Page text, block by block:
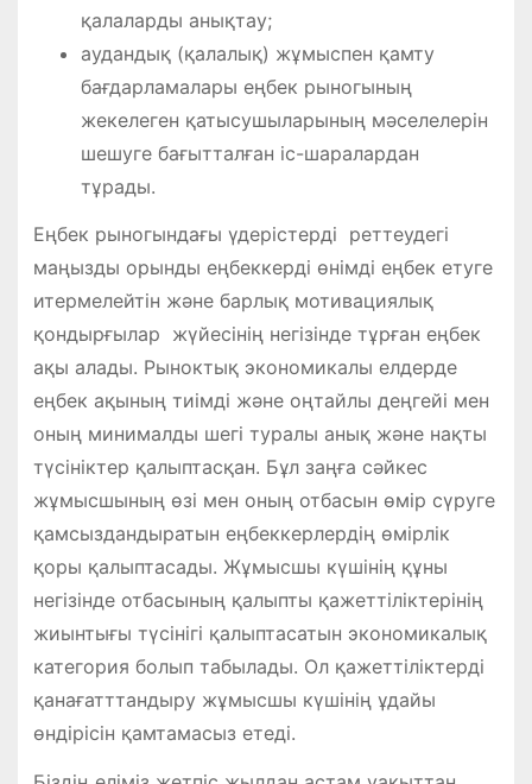
қалаларды анықтау;
аудандық (қалалық) жұмыспен қамту
бағдарламалары еңбек рыногының
жекелеген қатысушыларының мәселелерін
шешуге бағытталған іс-шаралардан
тұрады.
Еңбек рыногындағы үдерістерді реттеудегі
маңызды орынды еңбеккерді өнімді еңбек етуге
итермелейтін және барлық мотивациялық
қондырғылар жүйесінің негізінде тұрған еңбек
ақы алады. Рыноктық экономикалы елдерде
еңбек ақының тиімді және оңтайлы деңгейі мен
оның минималды шегі туралы анық және нақты
түсініктер қалыптасқан. Бұл заңға сәйкес
жұмысшының өзі мен оның отбасын өмір сүруге
қамсыздандыратын еңбеккерлердің өмірлік
қоры қалыптасады. Жұмысшы күшінің құны
негізінде отбасының қалыпты қажеттіліктерінің
жиынтығы түсінігі қалыптасатын экономикалық
категория болып табылады. Ол қажеттіліктерді
қанағатттандыру жұмысшы күшінің ұдайы
өндірісін қамтамасыз етеді.